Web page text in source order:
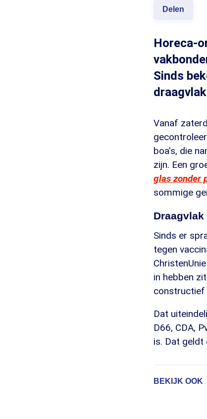
Delen
Horeca-
Sinds
Vanaf
boa's, die
zijn. Een
glas zonder
sommige
Draagvlak
Sinds er
tegen
in hebben
constructief
Dat
D66, CDA,
is. Dat geldt
BEKIJK OOK